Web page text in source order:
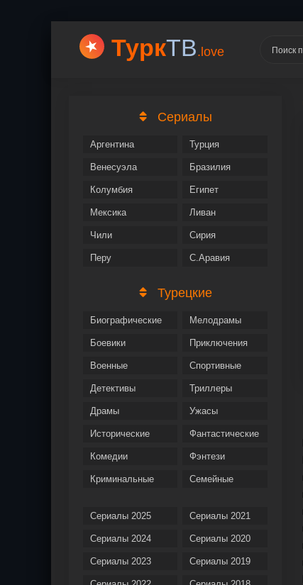
ТуркТВ.love
Сериалы
Аргентина
Венесуэла
Колумбия
Мексика
Чили
Перу
Турция
Бразилия
Египет
Ливан
Сирия
С.Аравия
Турецкие
Биографические
Боевики
Военные
Детективы
Драмы
Исторические
Комедии
Криминальные
Мелодрамы
Приключения
Спортивные
Триллеры
Ужасы
Фантастические
Фэнтези
Семейные
Сериалы 2025
Сериалы 2024
Сериалы 2023
Сериалы 2021
Сериалы 2020
Сериалы 2019